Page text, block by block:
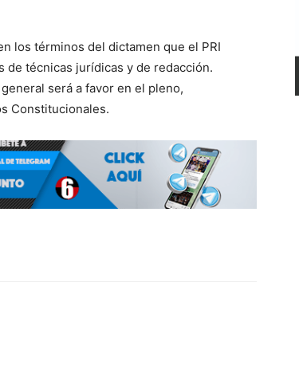
los términos del dictamen que el PRI
de técnicas jurídicas y de redacción.
será a favor en el pleno,
Constitucionales.